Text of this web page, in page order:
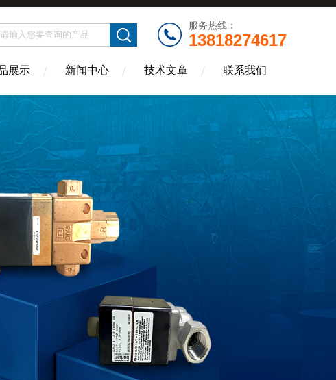
服务热线：
13818274617
展示 新闻中心 技术文章 联系我们